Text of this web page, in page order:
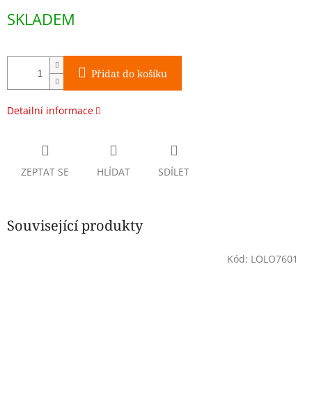
cena:
SKLADEM
Přidat do košíku
Detailní informace
ZEPTAT SE HLÍDAT SDÍLET
Související produkty
Kód: LOLO7601